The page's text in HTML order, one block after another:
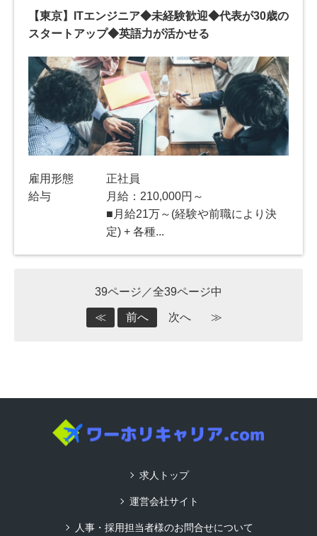
【東京】ITエンジニア◆未経験歓迎◆代表が30歳の
スタートアップ◆英語力が活かせる
雇用形態
正社員
給与
月給：210,000円～
■月給21万～(経験や前職により決
定) + 各種...
39ページ／全39ページ中
≪ 前へ 次へ ≫
求人トップ
運営会社サイト
人事・採用担当者様のお問合せについて